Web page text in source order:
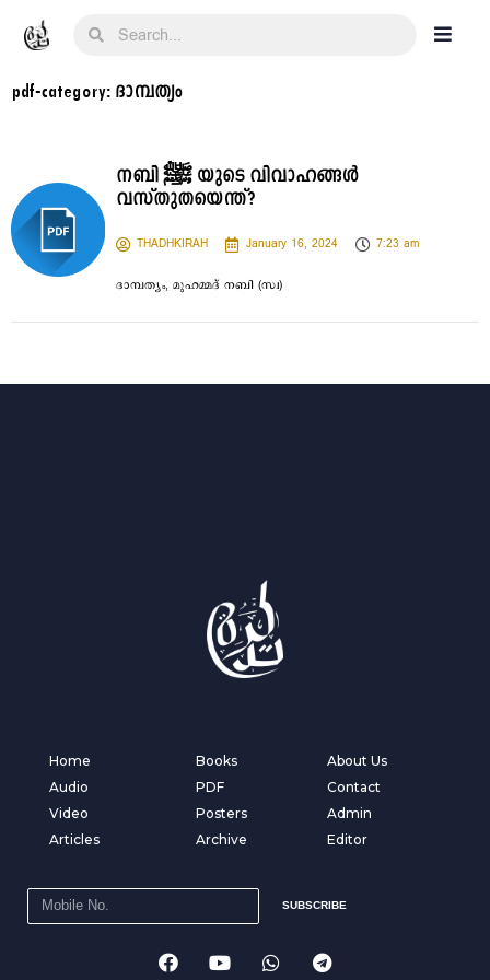
pdf-category: ദാമ്പത്യം
നബി ‎ﷺ യുടെ വിവാഹങ്ങൾ
വസ്തുതയെന്ത്?
THADHKIRAH January 16, 2024 7:23 am
ദാമ്പത്യം, മുഹമ്മദ്‌ നബി (സ്വ)
Home
Audio
Video
Articles
Books
PDF
Posters
Archive
About Us
Contact
Admin
Editor
SUBSCRIBE